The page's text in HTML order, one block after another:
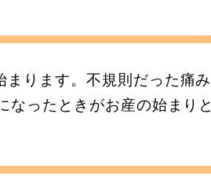
ります。不規則だった痛み
ったときがお産の始まりと